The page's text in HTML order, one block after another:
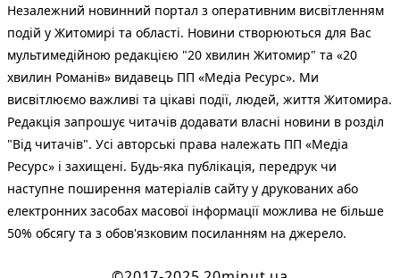
Незалежний новинний портал з оперативним висвітленням
подій у Житомирі та області. Новини створюються для Вас
мультимедійною редакцією "20 хвилин Житомир" та «20
хвилин Романів» видавець ПП «Медіа Ресурс». Ми
висвітлюємо важливі та цікаві події, людей, життя Житомира.
Редакція запрошує читачів додавати власні новини в розділ
"Від читачів". Усі авторські права належать ПП «Медіа
Ресурс» і захищені. Будь-яка публiкацiя, передрук чи
наступне поширення матеріалів сайту у друкованих або
електронних засобах масової інформації можлива не більше
50% обсягу та з обов'язковим посиланням на джерело.